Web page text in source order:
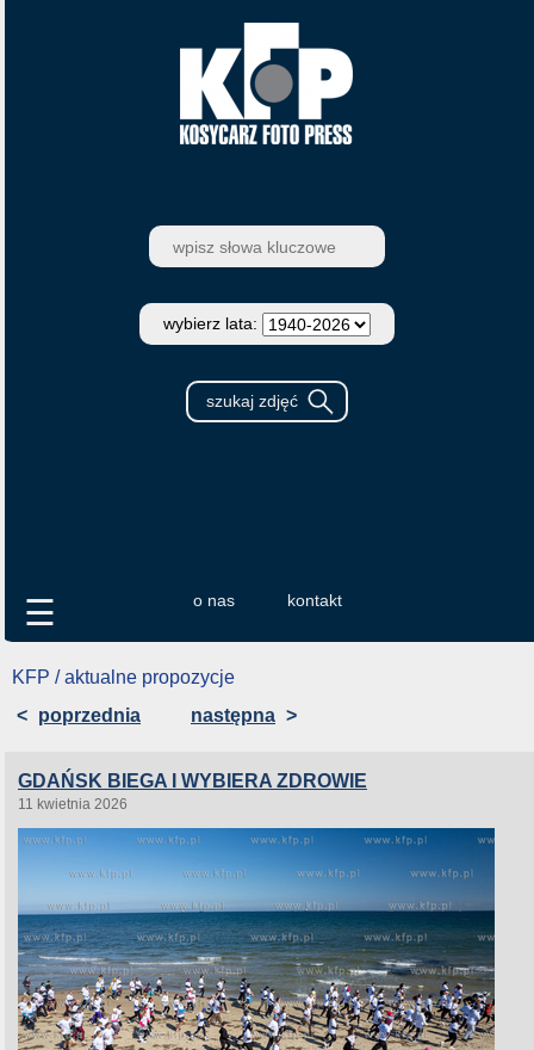
wybierz lata:
o nas kontakt
☰
KFP / aktualne propozycje
< poprzednia następna >
GDAŃSK BIEGA I WYBIERA ZDROWIE
11 kwietnia 2026